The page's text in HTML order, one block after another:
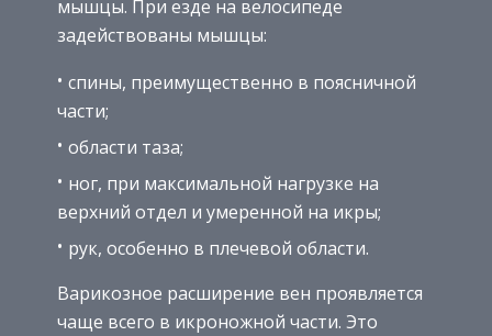
мышцы. При езде на велосипеде
задействованы мышцы:
спины, преимущественно в поясничной
части;
области таза;
ног, при максимальной нагрузке на
верхний отдел и умеренной на икры;
рук, особенно в плечевой области.
Варикозное расширение вен проявляется
чаще всего в икроножной части. Это